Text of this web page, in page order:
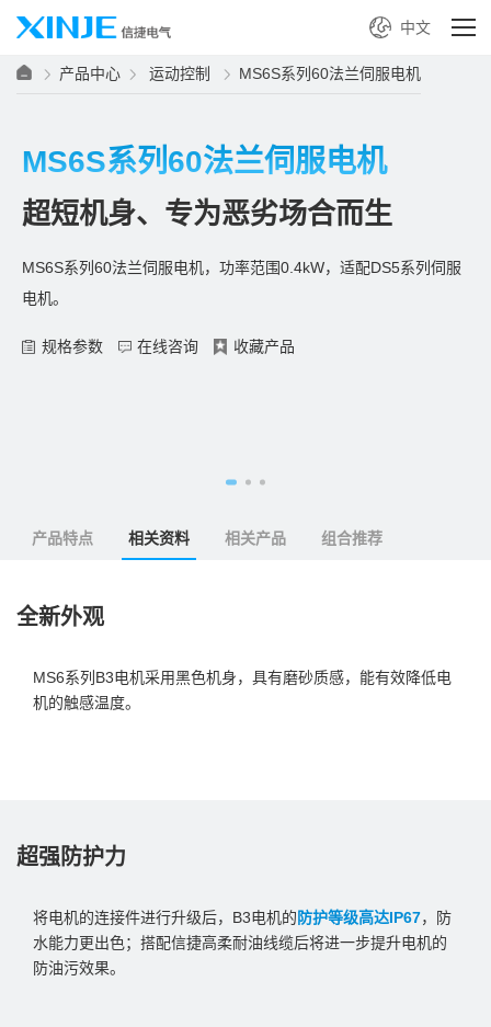
中文
产品中心 运动控制 MS6S系列60法兰伺服电机
MS6S系列60法兰伺服电机
超短机身、专为恶劣场合而生
MS6S系列60法兰伺服电机，功率范围0.4kW，适配DS5系列伺服
电机。
规格参数 在线咨询 收藏产品
产品特点 相关资料 相关产品 组合推荐
全新外观
MS6系列B3电机采用黑色机身，具有磨砂质感，能有效降低电
机的触感温度。
超强防护力
将电机的连接件进行升级后，B3电机的防护等级高达IP67，防
水能力更出色；搭配信捷高柔耐油线缆后将进一步提升电机的
防油污效果。